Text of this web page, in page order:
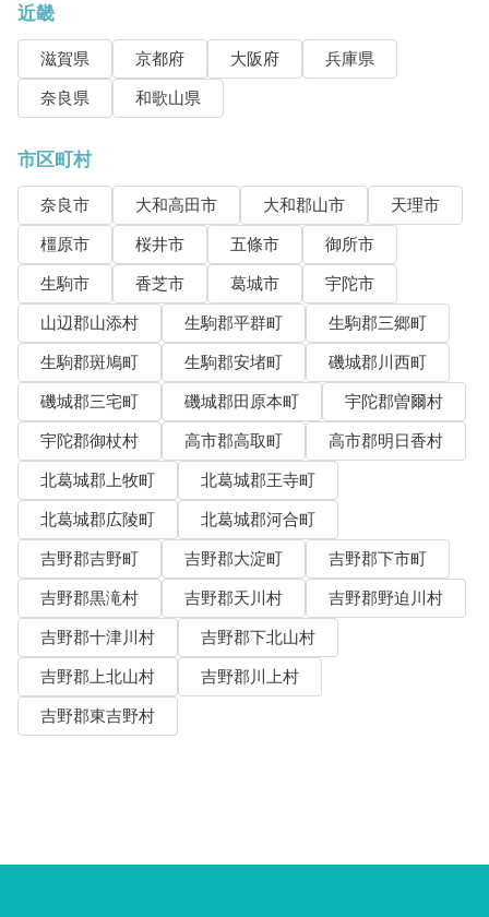
近畿
滋賀県 京都府 大阪府
兵庫県
奈良県
和歌山県
市区町村
奈良市 大和高田市 大和郡山市
天理市
橿原市
桜井市 五條市
御所市
生駒市
香芝市 葛城市
宇陀市
山辺郡山添村
生駒郡平群町
生駒郡三郷町
生駒郡斑鳩町
生駒郡安堵町
磯城郡川西町
磯城郡三宅町
磯城郡田原本町
宇陀郡曽爾村
宇陀郡御杖村
高市郡高取町
高市郡明日香村
北葛城郡上牧町
北葛城郡王寺町
北葛城郡広陵町
北葛城郡河合町
吉野郡吉野町
吉野郡大淀町
吉野郡下市町
吉野郡黒滝村
吉野郡天川村
吉野郡野迫川村
吉野郡十津川村
吉野郡下北山村
吉野郡上北山村
吉野郡川上村
吉野郡東吉野村